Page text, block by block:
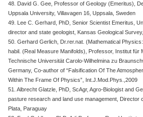
48. David G. Gee, Professor of Geology (Emeritus),
Uppsala University, Villavagen 16, Uppsala, Sweden
49. Lee C. Gerhard, PhD, Senior Scientist Emeritus,
director and state geologist, Kansas Geological
50. Gerhard Gerlich, Dr.rer.nat. (Mathematical
habil. (Real Measure Manifolds), Professor, Institut für
Technische Universität Carolo-Wilhelmina zu
Germany, Co-author of “Falsification Of The
Within The Frame Of Physics”, Int.J.Mod.Phys.,2009
51. Albrecht Glatzle, PhD, ScAgr, Agro-Biologist and
pasture research and land use management, Director
Plata, Paraguay